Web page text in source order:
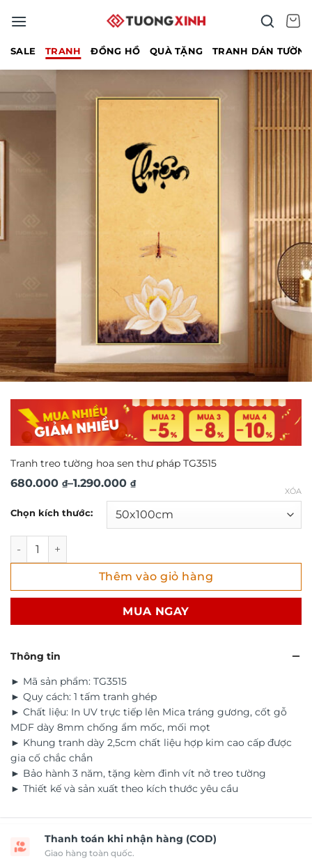
qua
SALE TRANH ĐỒNG HỒ QUÀ TẶNG TRANH DÁN
Tranh treo tường hoa sen thư pháp TG3515
680.000 ₫–1.290.000 ₫
Khoảng
680.000 ₫
đến
1.290.000 ₫
Chọn kích thước:
XÓA
Tranh treo tường hoa sen thư pháp TG3515 số lượng
Thêm vào giỏ hàng
MUA NGAY
Thông tin
► Mã sản phẩm: TG3515
► Quy cách: 1 tấm tranh ghép
► Chất liệu: In UV trực tiếp lên Mica tráng gương, cốt gỗ
MDF dày 8mm chống ẩm mốc, mối mọt
► Khung tranh dày 2,5cm chất liệu hợp kim cao cấp được
gia cố chắc chắn
► Bảo hành 3 năm, tặng kèm đinh vít nở treo tường
► Thiết kế và sản xuất theo kích thước yêu cầu
Thanh toán khi nhận hàng (COD)
Giao hàng toàn quốc.